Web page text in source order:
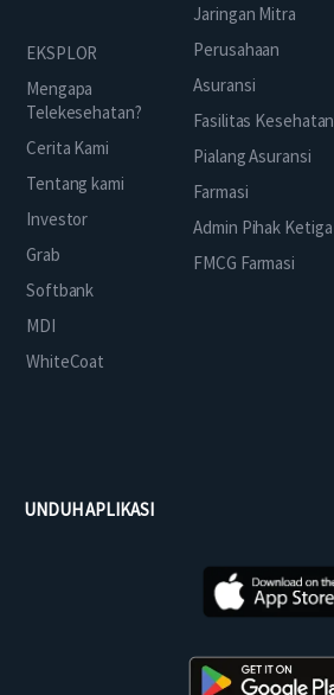
EKSPLOR
Mengapa
Telekesehatan?
Cerita Kami
Tentang kami
Investor
Grab
Softbank
MDI
WhiteCoat
Jaringan Mitra
Perusahaan
Asuransi
Fasilitas Kesehatan
Pialang Asuransi
Farmasi
Admin Pihak Ketiga
FMCG Farmasi
UNDUH APLIKASI